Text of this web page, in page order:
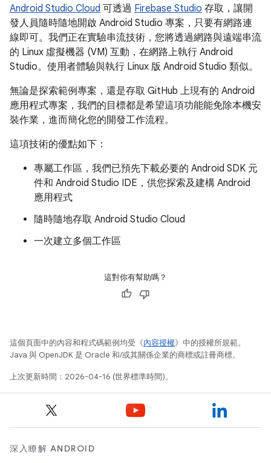
Android Studio Cloud 可透過 Firebase Studio 存取，讓開
發人員隨時隨地開啟 Android Studio 專案，只要有網路連
線即可。我們正在實驗串流技術，您將透過網路與遠端串流
的 Linux 虛擬機器 (VM) 互動，在網路上執行 Android
Studio。使用者體驗與執行 Linux 版 Android Studio 類似。
無論是探索範例專案，還是存取 GitHub 上現有的 Android
應用程式專案，我們的目標都是希望這項功能能免除本機安
裝作業，進而簡化您的開發工作流程。
這項技術的優點如下：
專屬工作區，我們已預先下載必要的 Android SDK 元
件和 Android Studio IDE，供您探索及建構 Android
應用程式
隨時隨地存取 Android Studio Cloud
一次建立多個工作區
這對你有幫助嗎？
這個頁面中的內容和程式碼範例均受《內容授權》中的授權所規範。
Java 與 OpenJDK 是 Oracle 和/或其關係企業的商標或註冊商標。
上次更新時間：2026-04-16 (世界標準時間)。
深入瞭解 ANDROID